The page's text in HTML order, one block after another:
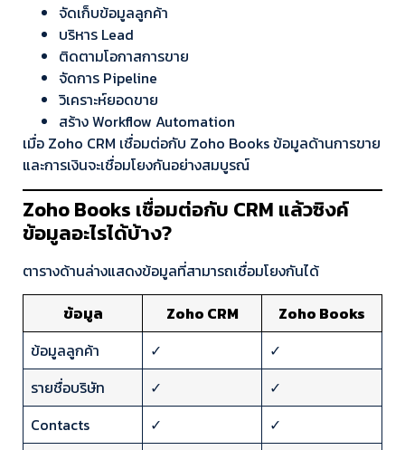
จัดเก็บข้อมูลลูกค้า
บริหาร Lead
ติดตามโอกาสการขาย
จัดการ Pipeline
วิเคราะห์ยอดขาย
สร้าง Workflow Automation
เมื่อ Zoho CRM เชื่อมต่อกับ Zoho Books ข้อมูลด้านการขาย
และการเงินจะเชื่อมโยงกันอย่างสมบูรณ์
Zoho Books เชื่อมต่อกับ CRM แล้วซิงค์
ข้อมูลอะไรได้บ้าง?
ตารางด้านล่างแสดงข้อมูลที่สามารถเชื่อมโยงกันได้
ข้อมูล
Zoho CRM
Zoho Books
ข้อมูลลูกค้า
✓
✓
รายชื่อบริษัท
✓
✓
Contacts
✓
✓